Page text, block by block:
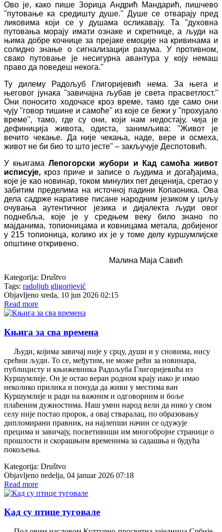
Ово је, како пише Зорица Андрић Мандарић, пишчево
''путовање ка средишту душе.'' Душе се отварају пред
ликовима који се у душама осликавају. Та ''духовна
путовања морају имати ознаке и скретнице, а људи на
њима добре кочнице за прејаке емоције на кривинама и
солидно знање о сигнализацији разума. У противном,
свако путовање је несигурна авантура у коју немаш
право да поведеш некога.''
Ту дилему Радољуб Глигоријевић нема. За њега и
његовог јунака ''завичајна љубав је света прасветлост.''
Они поносито ходочасе кроз време, тамо где само они
чују ''говор тишине и самоће'' из које се бежи у ''прохујало
време'', тамо, где су они, који нам недостају, чија је
дефиниција живота, одиста, занимљива: ''Живот је
вечито чекање. Да није чекања, наде, вере и осмеха,
живот не би био то што јесте'' – закључује Деспотовић.
У књигамаЛепогорски жубори и Кад самоћа живот
исписује, кроз приче и записе о људима и догађајима,
које је као новинар, током минулих пет деценија, сретао у
забитим пределима на источној падини Копаоника. Ова
дела садрже наративе писане народним језиком у циљу
очувања аутентичног језика и дијалекта људи овог
поднебља, које је у средњем веку било знано по
мајданима, топионицама и ковницама метала, добијеног
у 215 топионица, колико их је у томе делу куршумлијске
општине откривено.
Малина Маја Савић
Kategorija: Društvo
Tags: radoljub gligorijević
Objavljeno sreda, 10 jun 2026 02:15
Read more
Књига за сва времена
Људи, којима завичај није у срцу, души и у сновима, нису
срећни људи. То се, међутим, не може рећи за новинара,
публицисту и књижевника Радољуба Глигоријевића из
Куршумлије. Он је остао веран родном крају иако је имао
неколико прилика и понуда да живи у местима ван
Куршумлије и ради на важним и одговорним и боље
плаћеним дужностима. Наш умни народ вели да нико у свом
селу није постао пророк, а овај стваралац, по образовању
дипломирани правник, на најлепши начин се одужује
прецима и завичају, посветивиши им многобројне странице о
прошлости и скорашњим временима за садашња и будућа
покољења.
Kategorija: Društvo
Objavljeno nedelja, 04 januar 2026 07:18
Read more
Кад су птице туговале